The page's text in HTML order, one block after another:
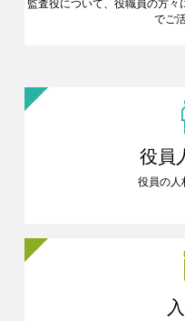
監査役について、役職員の方々
でご
役員
役員の人